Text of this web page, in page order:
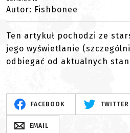
Autor: Fishbonee
Ten artykuł pochodzi ze
jego wyświetlanie
odbiegać od aktualnych
FACEBOOK TWITTER
EMAIL